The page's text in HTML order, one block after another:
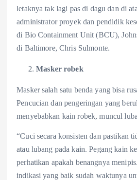
letaknya tak lagi pas di dagu dan di
administrator proyek dan pendidik
di Bio Containment Unit (BCU),
di Baltimore, Chris Sulmonte.
Masker robek
Masker salah satu benda yang bisa
Pencucian dan pengeringan yang
menyebabkan kain robek, muncul
“Cuci secara konsisten dan pastikan
atau lubang pada kain. Pegang kain
perhatikan apakah benangnya
indikasi yang baik sudah waktunya